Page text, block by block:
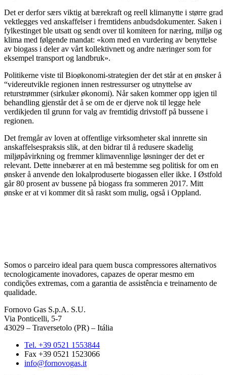
Det er derfor særs viktig at bærekraft og reell klimanytte i større grad
vektlegges ved anskaffelser i fremtidens anbudsdokumenter. Saken i
fylkestinget ble utsatt og sendt over til komiteen for næring, miljø og
klima med følgende mandat: «kom med en vurdering av benyttelse
av biogass i deler av vårt kollektivnett og andre næringer som for
eksempel transport og landbruk».
Politikerne viste til Bioøkonomi-strategien der det står at en ønsker å
“videreutvikle regionen innen restressurser og utnyttelse av
returstrømmer (sirkulær økonomi). Når saken kommer opp igjen til
behandling gjenstår det å se om de er djerve nok til legge hele
verdikjeden til grunn for valg av fremtidig drivstoff på bussene i
regionen.
Det fremgår av loven at offentlige virksomheter skal innrette sin
anskaffelsespraksis slik, at den bidrar til å redusere skadelig
miljøpåvirkning og fremmer klimavennlige løsninger der det er
relevant. Dette innebærer at en må bestemme seg politisk for om en
ønsker å anvende den lokalproduserte biogassen eller ikke. I Østfold
går 80 prosent av bussene på biogass fra sommeren 2017. Mitt
ønske er at vi kommer dit så raskt som mulig, også i Oppland.
Somos o parceiro ideal para quem busca compressores alternativos
tecnologicamente inovadores, capazes de operar mesmo em
condições extremas, com a garantia de assistência e treinamento de
qualidade.
Fornovo Gas S.p.A. S.U.
Via Ponticelli, 5-7
43029 – Traversetolo (PR) – Itália
Tel. +39 0521 1553844
Fax +39 0521 1523066
info@fornovogas.it